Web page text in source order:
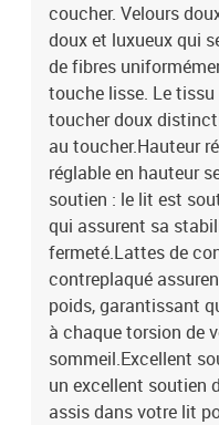
coucher. Velours
doux et luxueux qui
de fibres
touche lisse. Le tissu
toucher doux
au toucher.Hauteur
réglable en hauteur
soutien : le lit est
qui assurent sa
fermeté.Lattes de
contreplaqué
poids, garantissant
à chaque torsion de
sommeil.Excellent
un excellent soutien
assis dans votre lit